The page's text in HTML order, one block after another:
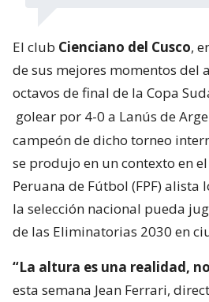
El club Cienciano del Cusco,
de sus mejores momentos del
octavos de final de la Copa
golear por 4-0 a Lanús de
campeón de dicho torneo
se produjo en un contexto en
Peruana de Fútbol (FPF) alista
la selección nacional pueda
de las Eliminatorias 2030 en
“La altura es una realidad,
esta semana Jean Ferrari,